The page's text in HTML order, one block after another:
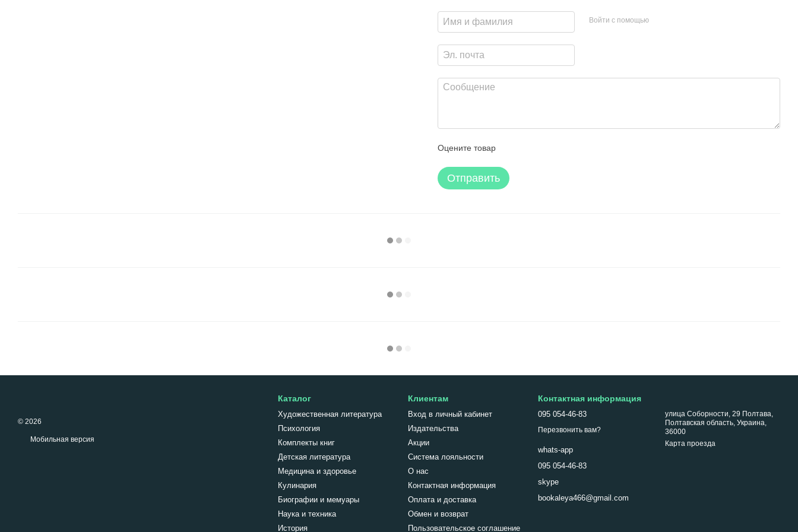
Войти с помощью
Оцените товар
Отправить
© 2026
Мобильная версия
Каталог
Художественная литература
Психология
Комплекты книг
Детская литература
Медицина и здоровье
Кулинария
Биографии и мемуары
Наука и техника
История
Клиентам
Вход в личный кабинет
Издательства
Акции
Система лояльности
О нас
Контактная информация
Оплата и доставка
Обмен и возврат
Пользовательское соглашение
Контактная информация
095 054-46-83
Перезвонить вам?
whats-app
095 054-46-83
skype
bookaleya466@gmail.com
улица Соборности, 29 Полтава,
Полтавская область, Украина,
36000
Карта проезда